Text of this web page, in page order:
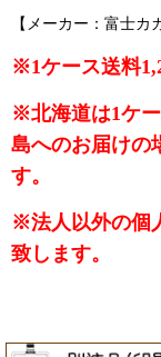
【メーカー：富士カ
※1ケース送料
※北海道は1ケ
島へのお届けの
す。
※法人以外の個
致します。